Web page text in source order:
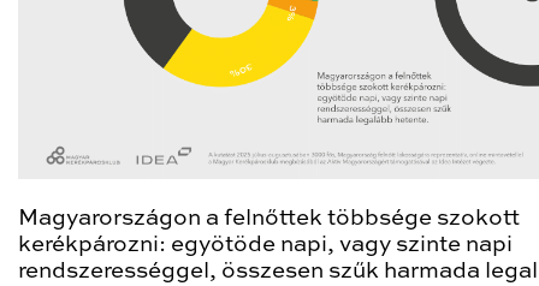
Magyarországon a felnőttek többsége szokott
kerékpározni: egyötöde napi, vagy szinte napi
rendszerességgel, összesen szűk harmada